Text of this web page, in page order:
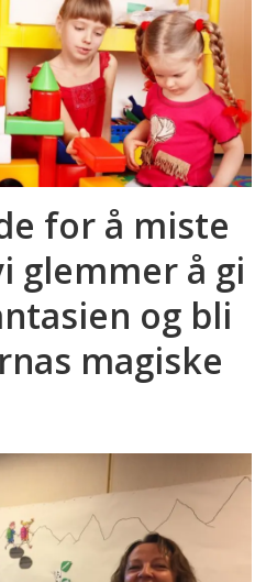
for å miste
glemmer å gi
og bli
magiske